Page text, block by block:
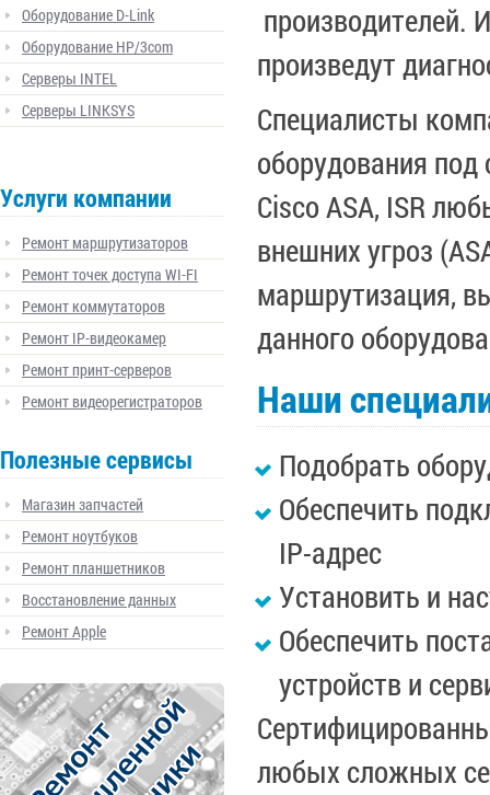
производителей.
произведут
Специалисты
оборудования
Cisco ASA, ISR
внешних угроз
маршрутизация,
данного
Наши
Подобрать
Обеспечить
IP-адрес
Установить и
Обеспечить
устройств и
любых сложных
Оборудование D-Link
Оборудование HP/3com
Серверы INTEL
Серверы LINKSYS
Услуги компании
Ремонт маршрутизаторов
Ремонт точек доступа WI-FI
Ремонт коммутаторов
Ремонт IP-видеокамер
Ремонт принт-серверов
Ремонт видеорегистраторов
Полезные сервисы
Магазин запчастей
Ремонт ноутбуков
Ремонт планшетников
Восстановление данных
Ремонт Apple